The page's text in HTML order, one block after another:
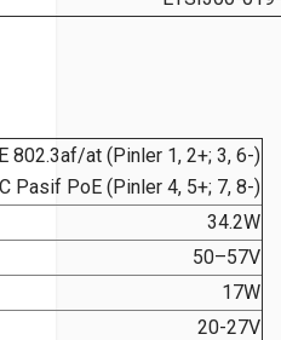
802.3af/at (Pinler 1, 2+; 3, 6-)
Pasif PoE (Pinler 4, 5+; 7, 8-)
34.2W
50–57V
17W
20-27V